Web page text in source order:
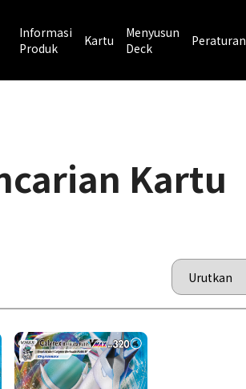
Informasi
Produk
Kartu
Menyusun
Deck
Peraturan
Kartu